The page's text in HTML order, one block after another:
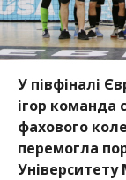
У півфіналі
ігор команда
фахового
перемогла